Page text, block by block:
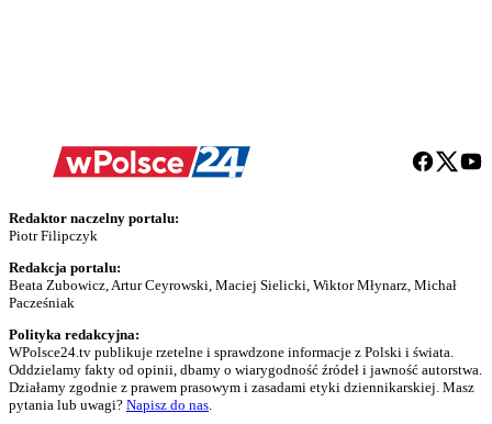
Redaktor naczelny portalu:
Piotr Filipczyk
Redakcja portalu:
Beata Zubowicz, Artur Ceyrowski, Maciej Sielicki, Wiktor Młynarz, Michał
Pacześniak
Polityka redakcyjna:
WPolsce24.tv publikuje rzetelne i sprawdzone informacje z Polski i świata.
Oddzielamy fakty od opinii, dbamy o wiarygodność źródeł i jawność autorstwa.
Działamy zgodnie z prawem prasowym i zasadami etyki dziennikarskiej. Masz
pytania lub uwagi? Napisz do nas